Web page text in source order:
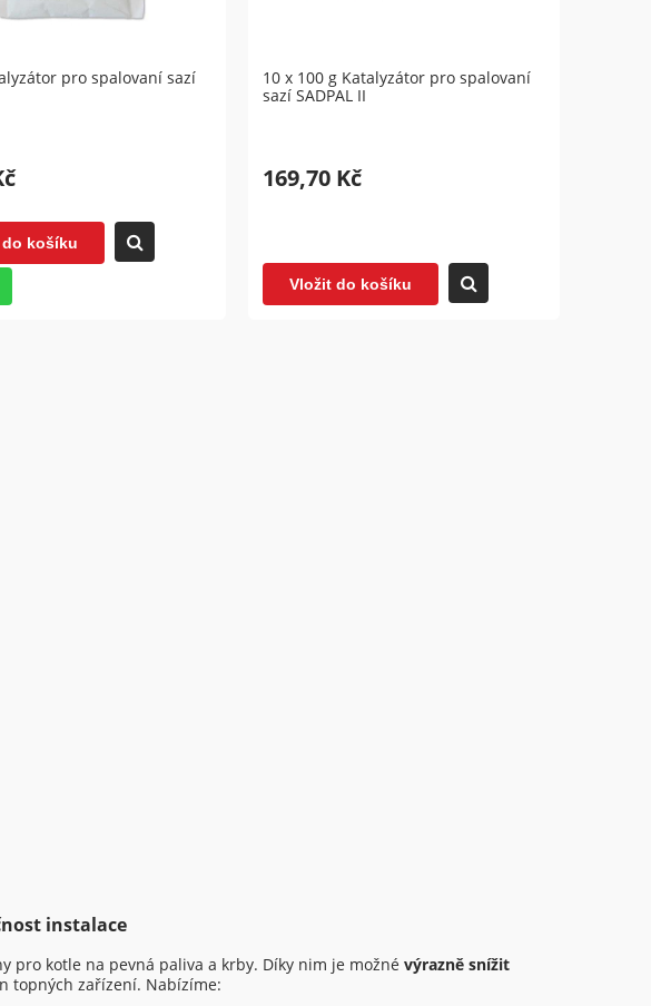
pro spalovaní sazí
košíku
10 x 100 g Katalyzátor pro spalovaní
sazí SADPAL II
169,70 Kč
Vložit do košíku
instalace
pro kotle na pevná paliva a krby. Díky nim je možné výrazně snížit
topných zařízení. Nabízíme: